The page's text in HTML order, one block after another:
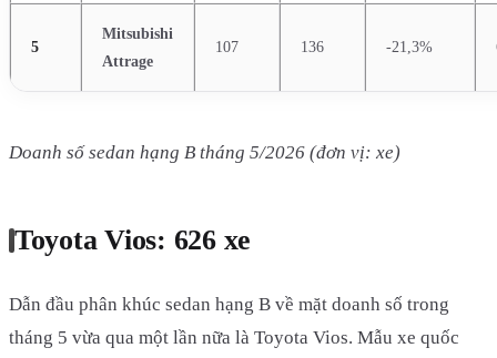
5
Mitsubishi
Attrage
107 136 -21,3%
Doanh số sedan hạng B tháng 5/2026 (đơn vị: xe)
Toyota Vios: 626 xe
Dẫn đầu phân khúc sedan hạng B về mặt doanh số trong
tháng 5 vừa qua một lần nữa là Toyota Vios. Mẫu xe quốc